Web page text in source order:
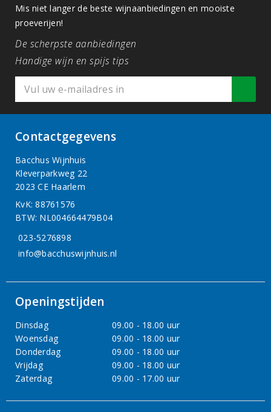
Mis niet langer de beste wijnaanbiedingen en mooiste
proeverijen!
De scherpste aanbiedingen
Handige wijn en spijs tips
Contactgegevens
Bacchus Wijnhuis
Kleverparkweg 22
2023 CE Haarlem
KvK: 88761576
BTW: NL004664479B04
023-5276898
info@bacchuswijnhuis.nl
Openingstijden
Dinsdag
09.00 - 18.00 uur
Woensdag
09.00 - 18.00 uur
Donderdag
09.00 - 18.00 uur
Vrijdag
09.00 - 18.00 uur
Zaterdag
09.00 - 17.00 uur